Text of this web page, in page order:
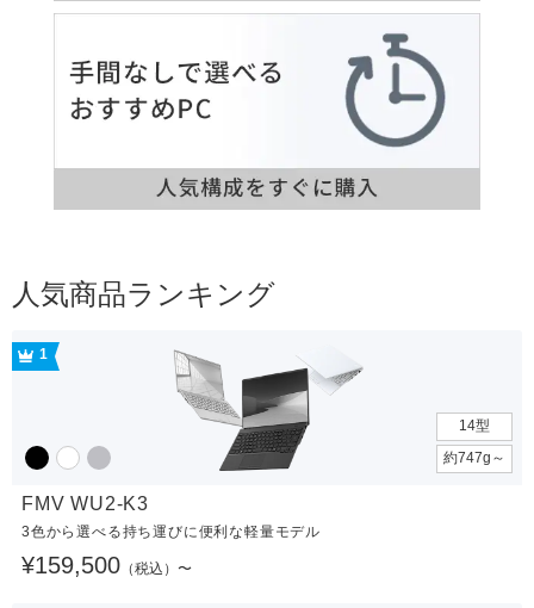
人気商品ランキング
1
14型
約747g～
FMV WU2-K3
3色から選べる持ち運びに便利な軽量モデル
¥159,500 （税込）〜